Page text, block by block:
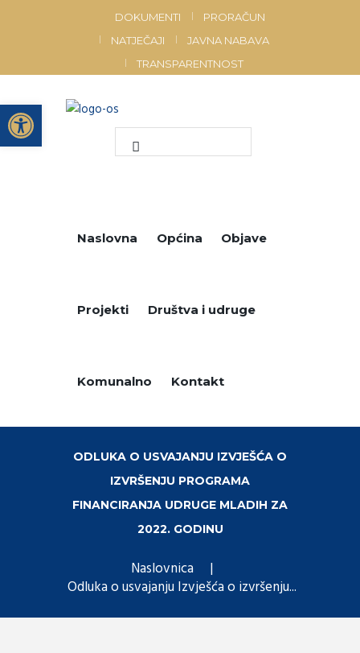
DOKUMENTI
PRORAČUN
NATJEČAJI
JAVNA NABAVA
TRANSPARENTNOST
Naslovna Općina Objave
Projekti Društva i udruge
Komunalno Kontakt
ODLUKA O USVAJANJU IZVJEŠĆA O
IZVRŠENJU PROGRAMA
FINANCIRANJA UDRUGE MLADIH ZA
2022. GODINU
Naslovnica
Odluka o usvajanju Izvješća o izvršenju...
Open toolbar